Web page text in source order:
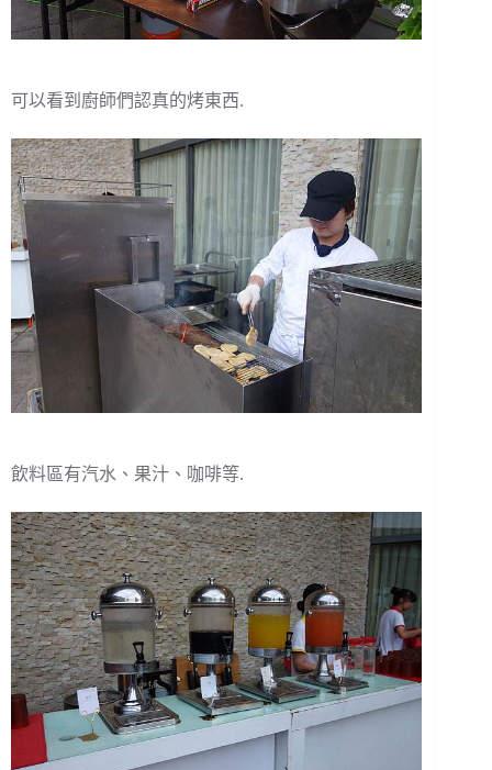
可以看到廚師們認真的烤東西.
飲料區有汽水、果汁、咖啡等.